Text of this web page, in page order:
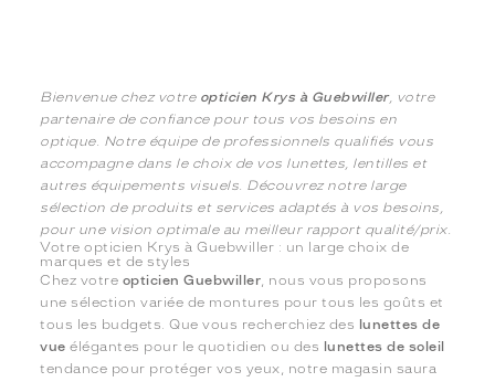
Bienvenue chez votre opticien Krys à Guebwiller, votre
partenaire de confiance pour tous vos besoins en
optique. Notre équipe de professionnels qualifiés vous
accompagne dans le choix de vos lunettes, lentilles et
autres équipements visuels. Découvrez notre large
sélection de produits et services adaptés à vos besoins,
pour une vision optimale au meilleur rapport qualité/prix.
Votre opticien Krys à Guebwiller : un large choix de
marques et de styles
Chez votre opticien Guebwiller, nous vous proposons
une sélection variée de montures pour tous les goûts et
tous les budgets. Que vous recherchiez des lunettes de
vue élégantes pour le quotidien ou des lunettes de soleil
tendance pour protéger vos yeux, notre magasin saura